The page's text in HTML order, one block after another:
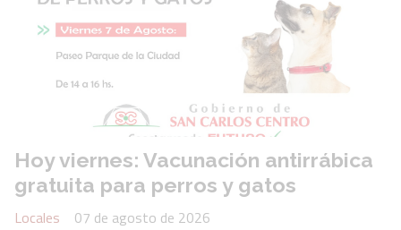
Hoy viernes: Vacunación antirrábica
gratuita para perros y gatos
Locales
07 de agosto de 2026